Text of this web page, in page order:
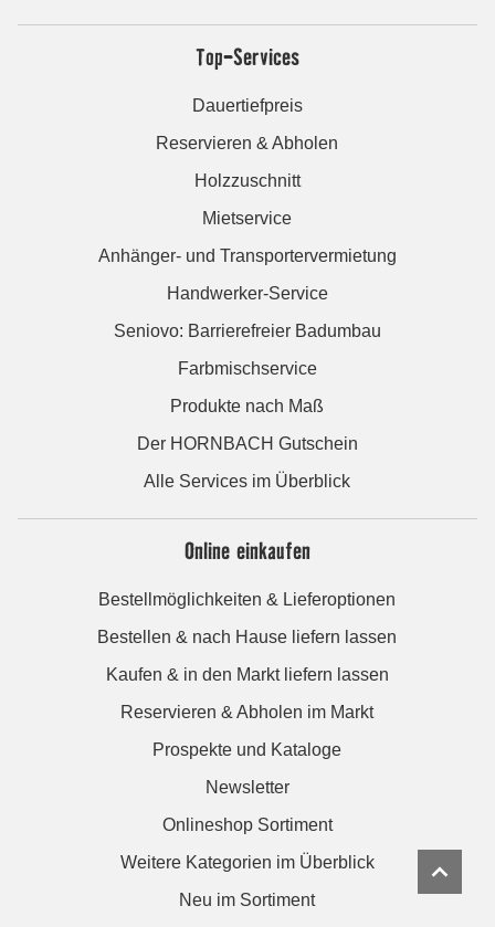
Top-Services
Dauertiefpreis
Reservieren & Abholen
Holzzuschnitt
Mietservice
Anhänger- und Transportervermietung
Handwerker-Service
Seniovo: Barrierefreier Badumbau
Farbmischservice
Produkte nach Maß
Der HORNBACH Gutschein
Alle Services im Überblick
Online einkaufen
Bestellmöglichkeiten & Lieferoptionen
Bestellen & nach Hause liefern lassen
Kaufen & in den Markt liefern lassen
Reservieren & Abholen im Markt
Prospekte und Kataloge
Newsletter
Onlineshop Sortiment
Weitere Kategorien im Überblick
Neu im Sortiment